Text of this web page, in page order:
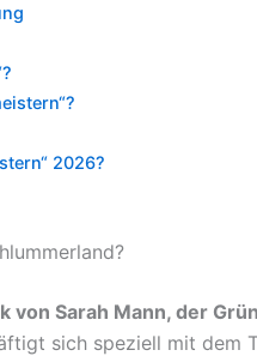
2026?
von Sarah Mann, der
sich speziell mit dem